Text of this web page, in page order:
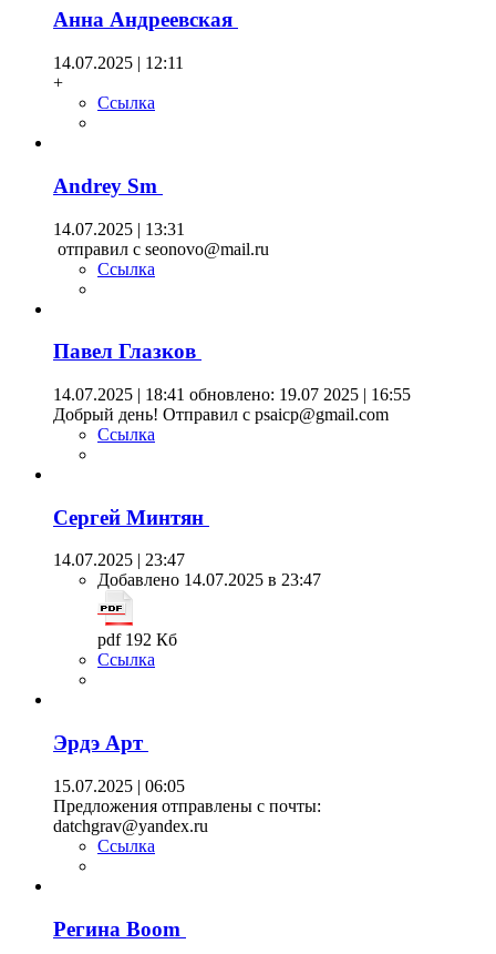
Анна Андреевская
14.07.2025 | 12:11
+
Ссылка
Andrey Sm
14.07.2025 | 13:31
отправил с seonovo@mail.ru
Ссылка
Павел Глазков
14.07.2025 | 18:41 обновлено: 19.07 2025 | 16:55
Добрый день! Отправил с psaicp@gmail.com
Ссылка
Сергей Минтян
14.07.2025 | 23:47
Добавлено 14.07.2025 в 23:47
pdf 192 Кб
Ссылка
Эрдэ Арт
15.07.2025 | 06:05
Предложения отправлены с почты:
datchgrav@yandex.ru
Ссылка
Регина Boom